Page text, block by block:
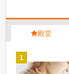
殿堂